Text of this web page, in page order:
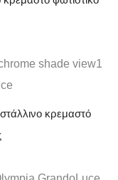
κρεμαστό